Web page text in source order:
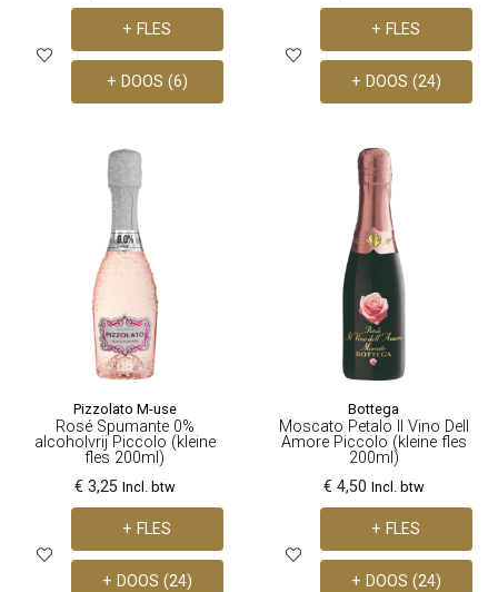
+ FLES
+ DOOS (6)
+ FLES
+ DOOS (24)
Pizzolato M-use
Rosé Spumante 0%
alcoholvrij Piccolo (kleine
fles 200ml)
€ 3,25 Incl. btw
+ FLES
+ DOOS (24)
Bottega
Moscato Petalo Il Vino Dell
Amore Piccolo (kleine fles
200ml)
€ 4,50 Incl. btw
+ FLES
+ DOOS (24)